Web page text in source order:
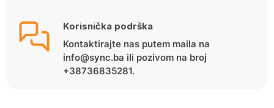
Korisnička podrška
Kontaktirajte nas putem maila na
info@sync.ba ili pozivom na broj
+38736835281.